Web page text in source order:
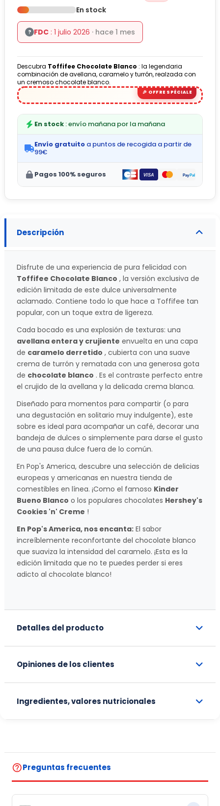
En stock
? FDC : 1 julio 2026 · hace 1 mes
Descubra Toffifee Chocolate Blanco : la legendaria
combinación de avellana, caramelo y turrón, realzada con
un cremoso chocolate blanco.
En stock : envío mañana por la mañana
Envío gratuito a puntos de recogida a partir de
99€
Pagos 100% seguros
Descripción
Disfrute de una experiencia de pura felicidad con
Toffifee Chocolate Blanco , la versión exclusiva de
edición limitada de este dulce universalmente
aclamado. Contiene todo lo que hace a Toffifee tan
popular, con un toque extra de ligereza.
Cada bocado es una explosión de texturas: una
avellana entera y crujiente envuelta en una capa
de caramelo derretido , cubierta con una suave
crema de turrón y rematada con una generosa gota
de chocolate blanco . Es el contraste perfecto entre
el crujido de la avellana y la delicada crema blanca.
Diseñado para momentos para compartir (o para
una degustación en solitario muy indulgente), este
sobre es ideal para acompañar un café, decorar una
bandeja de dulces o simplemente para darse el gusto
de una pausa dulce fuera de lo común.
En Pop's America, descubre una selección de delicias
europeas y americanas en nuestra tienda de
comestibles en línea. ¡Como el famoso Kinder
Bueno Blanco o los populares chocolates Hershey's
Cookies 'n' Creme !
En Pop's America, nos encanta: El sabor
increíblemente reconfortante del chocolate blanco
que suaviza la intensidad del caramelo. ¡Esta es la
edición limitada que no te puedes perder si eres
adicto al chocolate blanco!
Detalles del producto
Opiniones de los clientes
Ingredientes, valores nutricionales
help_outlinePreguntas frecuentes